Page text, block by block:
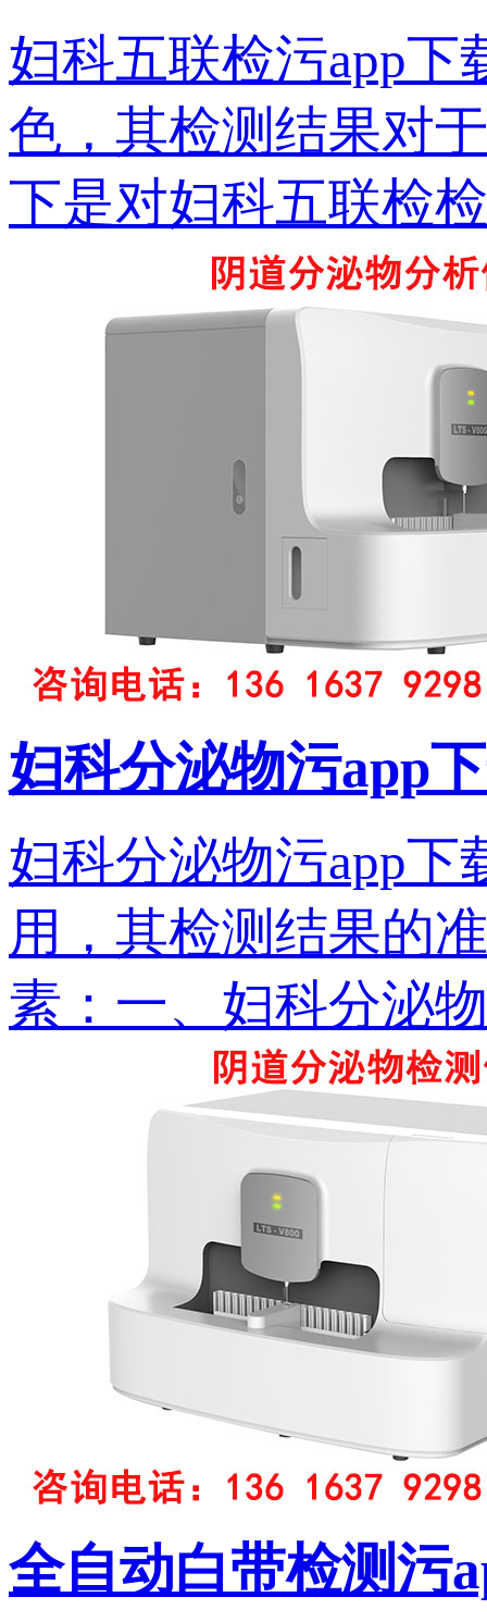
妇科五联检污app
色，其检测结果
下是对妇科五联检
妇科分泌物污app
妇科分泌物污app
用，其检测结果
素：一、妇科分
全自动白带检测污